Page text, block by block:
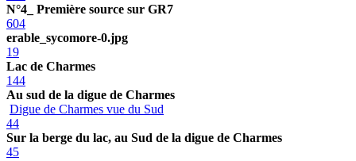
N°4_ Première source sur GR7
604
erable_sycomore-0.jpg
19
Lac de Charmes
144
Au sud de la digue de Charmes
Digue de Charmes vue du Sud
44
Sur la berge du lac, au Sud de la digue de Charmes
45